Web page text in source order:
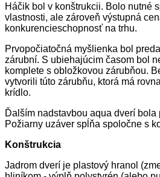
Háčik bol v konštrukcii. Bolo nutné
vlastnosti, ale zároveň výstupná
konkurencieschopnosť na trhu.
Prvopočiatočná myšlienka bol
zárubní. S ubiehajúcim časom bol
komplete s obložkovou zárubňou.
vytvorili túto zárubňu, ktorá má
krídlo.
Ďalším nadstavbou aqua dverí bola
Požiarny uzáver spĺňa spoločne s
Konštrukcia
Jadrom dverí je plastový hranol